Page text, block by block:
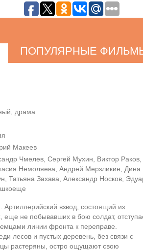
ПОПУЛЯРНЫЕ
драма
Макеев
Чмелев, Сергей Мухин, Виктор Раков,
Немоляева, Андрей Мерзликин, Дина
Татьяна Захава, Александр Носков,
Артиллерийский взвод, состоящий из
еще не побывавших в бою солдат,
линии фронта к переправе.
лесов и пустых деревень, без связи с
растеряны, остро ощущают свою